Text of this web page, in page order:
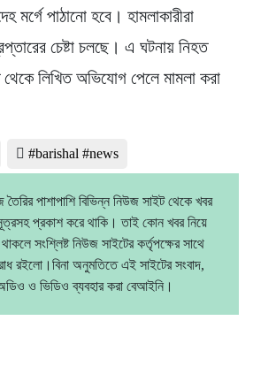
মর্গে পাঠানো হবে। হামলাকারীরা
চেষ্টা চলছে। এ ঘটনায় নিহত
থেকে লিখিত অভিযোগ পেলে মামলা করা
#barishal #news
পাশাপাশি বিভিন্ন নিউজ সাইট থেকে খবর
প্রকাশ করে থাকি। তাই কোন খবর নিয়ে
সংশ্লিষ্ট নিউজ সাইটের কর্তৃপক্ষের সাথে
রইলো।বিনা অনুমতিতে এই সাইটের সংবাদ,
ও ভিডিও ব্যবহার করা বেআইনি।